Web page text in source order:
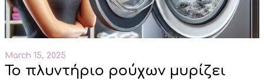
March 15, 2025
Το πλυντήριο ρούχων μυρίζει